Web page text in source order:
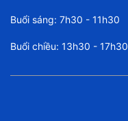
Buổi sáng: 7h30 - 11h30
Buổi chiều: 13h30 - 17h30